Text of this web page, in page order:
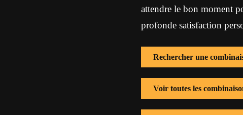
attendre le bon moment
profonde satisfaction
Rechercher une
Voir toutes les